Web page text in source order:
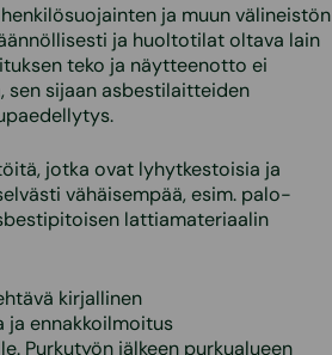
ja muun välineistön
ja huoltotilat oltava lain
teko ja näytteenotto ei
sen sijaan asbestilaitteiden
jotka ovat lyhytkestoisia ja
vähäisempää, esim. palo-
lattiamateriaalin
kirjallinen
ja ennakkoilmoitus
Purkutyön jälkeen purkualueen